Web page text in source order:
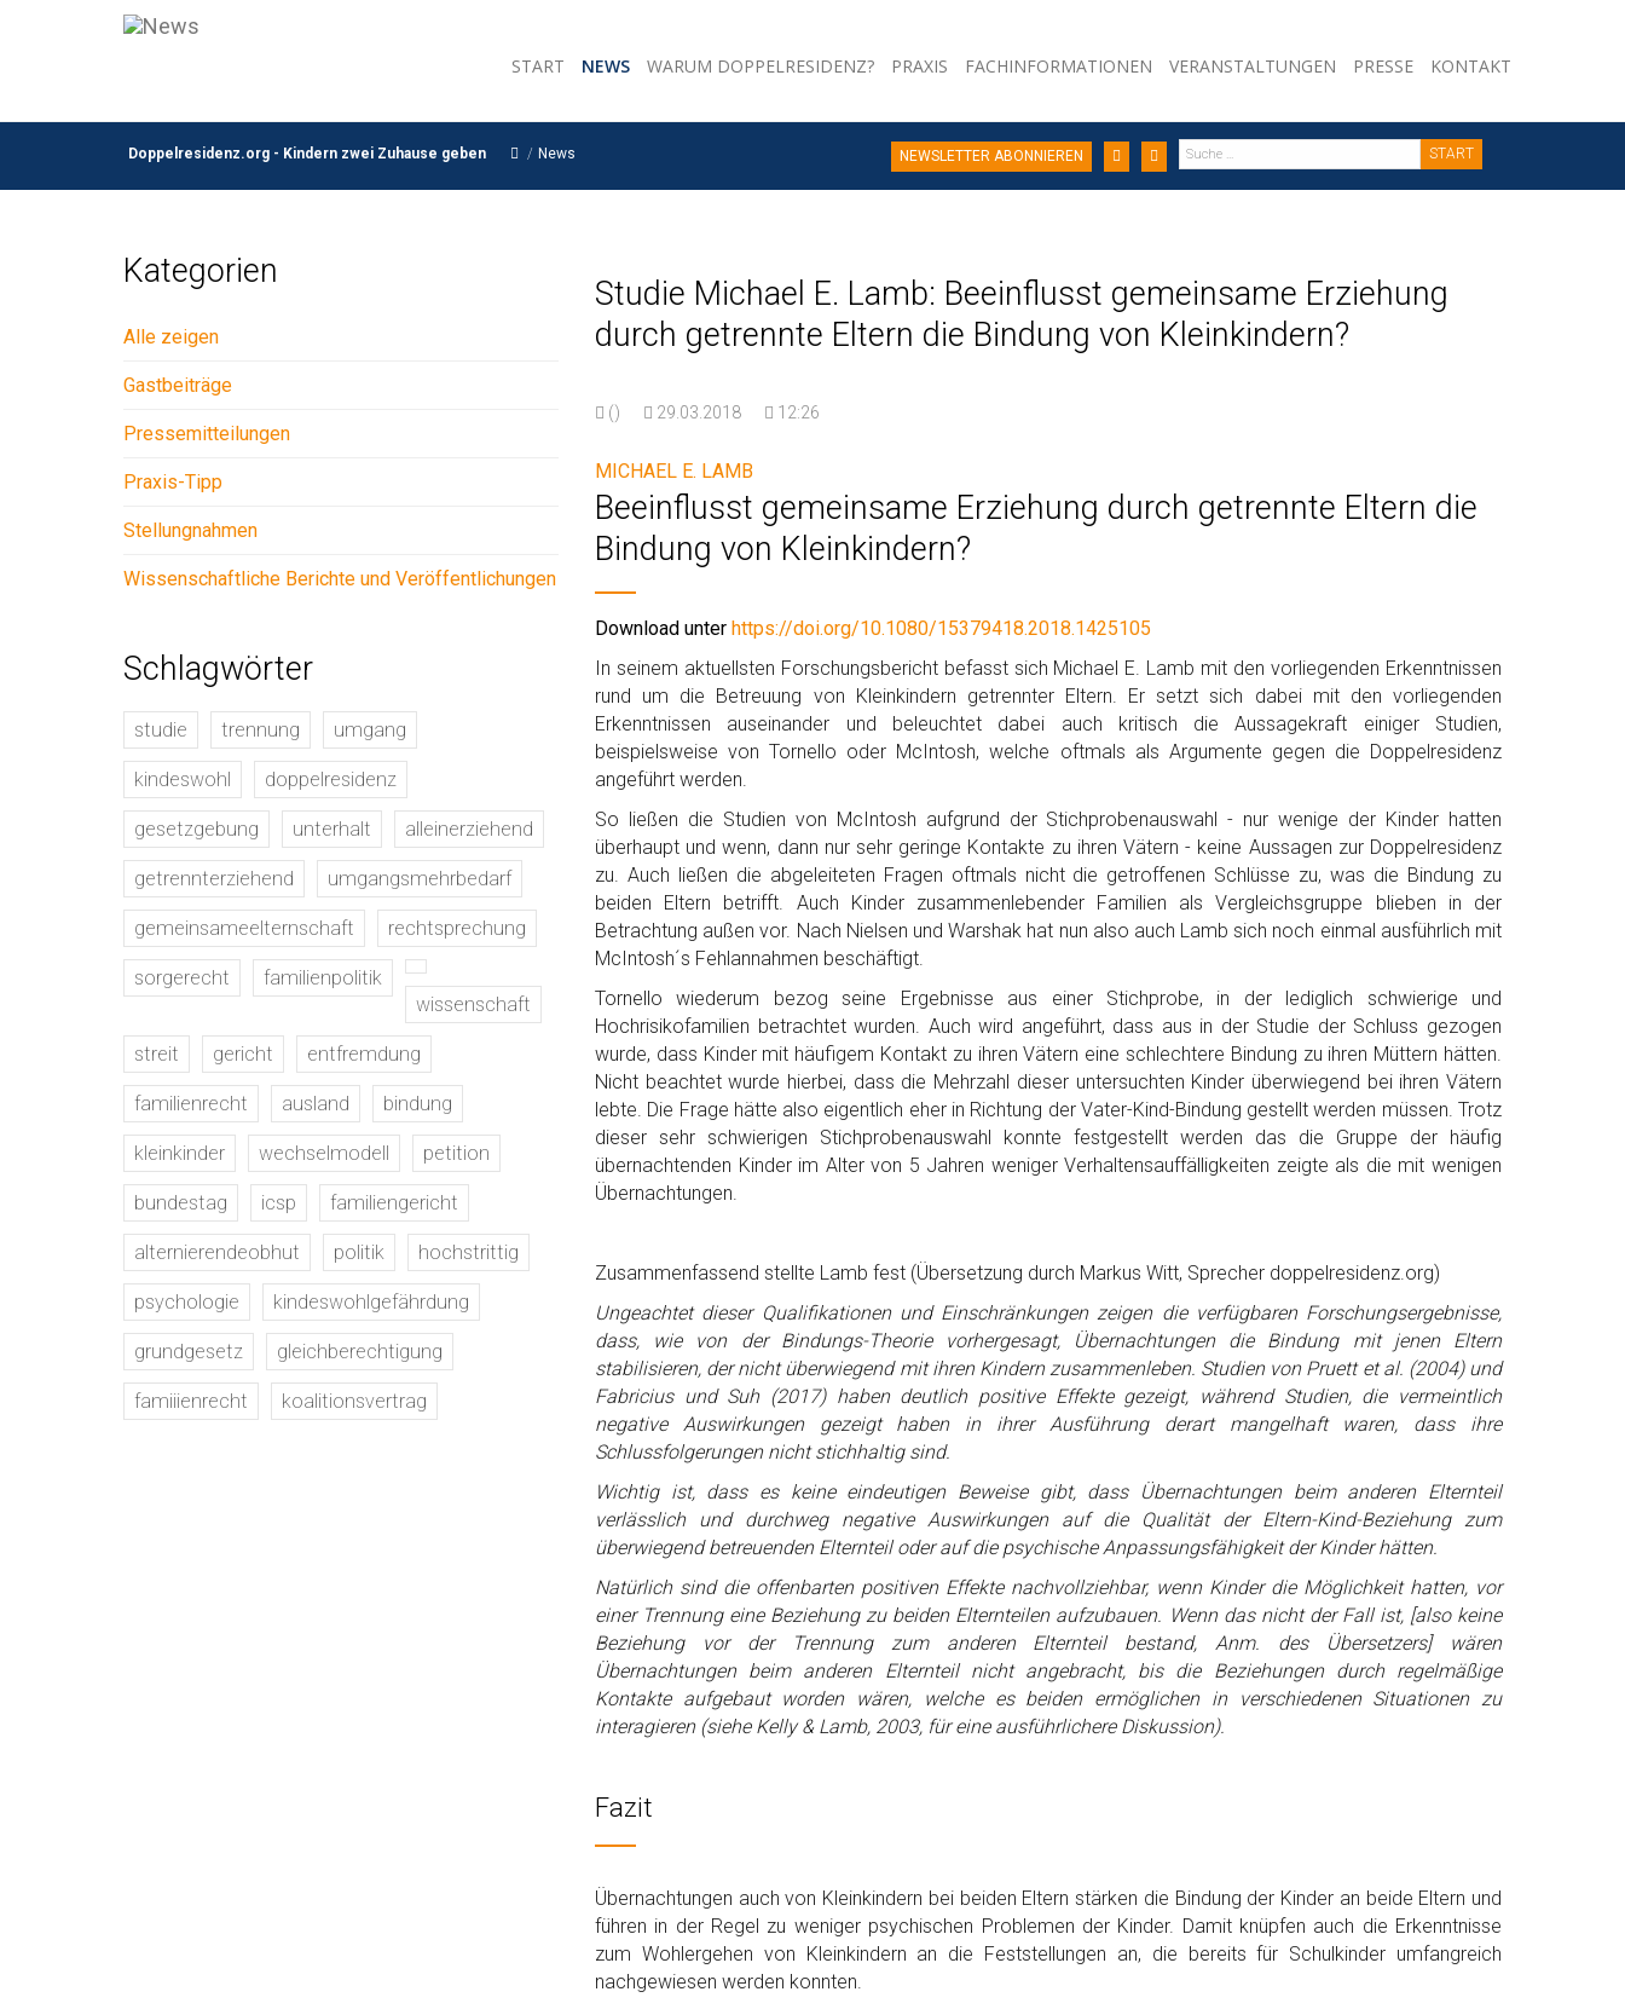
START NEWS WARUM DOPPELRESIDENZ? PRAXIS FACHINFORMATIONEN VERANSTALTUNGEN PRESSE KONTAKT
Doppelresidenz.org - Kindern zwei Zuhause geben / News NEWSLETTER ABONNIEREN START
Kategorien
Alle zeigen
Gastbeiträge
Pressemitteilungen
Praxis-Tipp
Stellungnahmen
Wissenschaftliche Berichte und Veröffentlichungen
Schlagwörter
studie trennung umgang
kindeswohl doppelresidenz
gesetzgebung unterhalt alleinerziehend
getrennterziehend umgangsmehrbedarf
gemeinsameelternschaft rechtsprechung
sorgerecht
familienpolitik
wissenschaft
streit gericht entfremdung
familienrecht ausland bindung
kleinkinder wechselmodell petition
bundestag icsp familiengericht
alternierendeobhut politik hochstrittig
psychologie kindeswohlgefährdung
grundgesetz gleichberechtigung
famiiienrecht koalitionsvertrag
Studie Michael E. Lamb: Beeinflusst gemeinsame Erziehung
durch getrennte Eltern die Bindung von Kleinkindern?
() 29.03.2018 12:26
MICHAEL E. LAMB
Beeinflusst gemeinsame Erziehung durch getrennte Eltern die
Bindung von Kleinkindern?
Download unter https://doi.org/10.1080/15379418.2018.1425105
In seinem aktuellsten Forschungsbericht befasst sich Michael E. Lamb mit den vorliegenden Erkenntnissen
rund um die Betreuung von Kleinkindern getrennter Eltern. Er setzt sich dabei mit den vorliegenden
Erkenntnissen auseinander und beleuchtet dabei auch kritisch die Aussagekraft einiger Studien,
beispielsweise von Tornello oder McIntosh, welche oftmals als Argumente gegen die Doppelresidenz
angeführt werden.
So ließen die Studien von McIntosh aufgrund der Stichprobenauswahl - nur wenige der Kinder hatten
überhaupt und wenn, dann nur sehr geringe Kontakte zu ihren Vätern - keine Aussagen zur Doppelresidenz
zu. Auch ließen die abgeleiteten Fragen oftmals nicht die getroffenen Schlüsse zu, was die Bindung zu
beiden Eltern betrifft. Auch Kinder zusammenlebender Familien als Vergleichsgruppe blieben in der
Betrachtung außen vor. Nach Nielsen und Warshak hat nun also auch Lamb sich noch einmal ausführlich mit
McIntosh´s Fehlannahmen beschäftigt.
Tornello wiederum bezog seine Ergebnisse aus einer Stichprobe, in der lediglich schwierige und
Hochrisikofamilien betrachtet wurden. Auch wird angeführt, dass aus in der Studie der Schluss gezogen
wurde, dass Kinder mit häufigem Kontakt zu ihren Vätern eine schlechtere Bindung zu ihren Müttern hätten.
Nicht beachtet wurde hierbei, dass die Mehrzahl dieser untersuchten Kinder überwiegend bei ihren Vätern
lebte. Die Frage hätte also eigentlich eher in Richtung der Vater-Kind-Bindung gestellt werden müssen. Trotz
dieser sehr schwierigen Stichprobenauswahl konnte festgestellt werden das die Gruppe der häufig
übernachtenden Kinder im Alter von 5 Jahren weniger Verhaltensauffälligkeiten zeigte als die mit wenigen
Übernachtungen.
Zusammenfassend stellte Lamb fest (Übersetzung durch Markus Witt, Sprecher doppelresidenz.org)
Ungeachtet dieser Qualifikationen und Einschränkungen zeigen die verfügbaren Forschungsergebnisse,
dass, wie von der Bindungs-Theorie vorhergesagt, Übernachtungen die Bindung mit jenen Eltern
stabilisieren, der nicht überwiegend mit ihren Kindern zusammenleben. Studien von Pruett et al. (2004) und
Fabricius und Suh (2017) haben deutlich positive Effekte gezeigt, während Studien, die vermeintlich
negative Auswirkungen gezeigt haben in ihrer Ausführung derart mangelhaft waren, dass ihre
Schlussfolgerungen nicht stichhaltig sind.
Wichtig ist, dass es keine eindeutigen Beweise gibt, dass Übernachtungen beim anderen Elternteil
verlässlich und durchweg negative Auswirkungen auf die Qualität der Eltern-Kind-Beziehung zum
überwiegend betreuenden Elternteil oder auf die psychische Anpassungsfähigkeit der Kinder hätten.
Natürlich sind die offenbarten positiven Effekte nachvollziehbar, wenn Kinder die Möglichkeit hatten, vor
einer Trennung eine Beziehung zu beiden Elternteilen aufzubauen. Wenn das nicht der Fall ist, [also keine
Beziehung vor der Trennung zum anderen Elternteil bestand, Anm. des Übersetzers] wären
Übernachtungen beim anderen Elternteil nicht angebracht, bis die Beziehungen durch regelmäßige
Kontakte aufgebaut worden wären, welche es beiden ermöglichen in verschiedenen Situationen zu
interagieren (siehe Kelly & Lamb, 2003, für eine ausführlichere Diskussion).
Fazit
Übernachtungen auch von Kleinkindern bei beiden Eltern stärken die Bindung der Kinder an beide Eltern und
führen in der Regel zu weniger psychischen Problemen der Kinder. Damit knüpfen auch die Erkenntnisse
zum Wohlergehen von Kleinkindern an die Feststellungen an, die bereits für Schulkinder umfangreich
nachgewiesen werden konnten.